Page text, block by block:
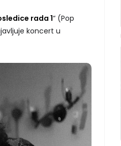
rada 1“ (Pop
koncert u